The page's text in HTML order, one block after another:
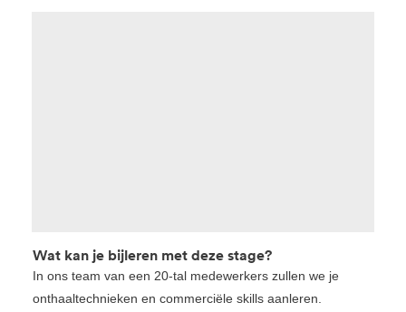
Wat kan je bijleren met deze stage?
In ons team van een 20-tal medewerkers zullen we je
onthaaltechnieken en commerciële skills aanleren.